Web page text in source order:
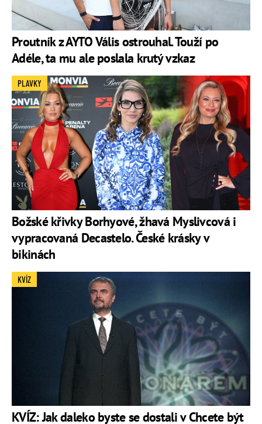
Proutník z AYTO Vális ostrouhal. Touží po
Adéle, ta mu ale poslala krutý vzkaz
Božské křivky Borhyové, žhavá Myslivcová i
vypracovaná Decastelo. České krásky v
bikinách
PLAVKY
KVÍZ: Jak daleko byste se dostali v Chcete být
KVÍZ